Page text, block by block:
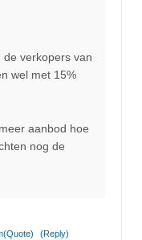
de verkopers van
wel met 15%
aanbod hoe
nog de
(Quote) (Reply)